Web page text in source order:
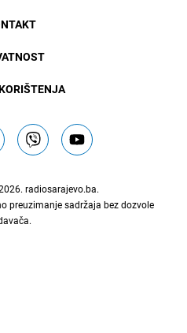
radiosarajevo.ba.
preuzimanje sadržaja bez dozvole